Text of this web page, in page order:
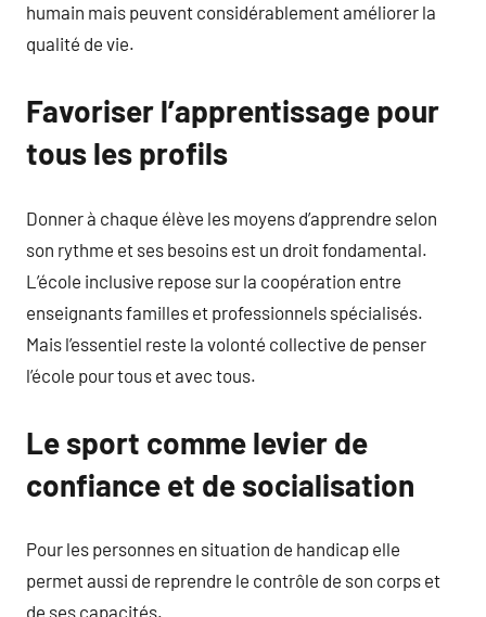
humain mais peuvent considérablement améliorer la
qualité de vie.
Favoriser l’apprentissage pour
tous les profils
Donner à chaque élève les moyens d’apprendre selon
son rythme et ses besoins est un droit fondamental.
L’école inclusive repose sur la coopération entre
enseignants familles et professionnels spécialisés.
Mais l’essentiel reste la volonté collective de penser
l’école pour tous et avec tous.
Le sport comme levier de
confiance et de socialisation
Pour les personnes en situation de handicap elle
permet aussi de reprendre le contrôle de son corps et
de ses capacités.